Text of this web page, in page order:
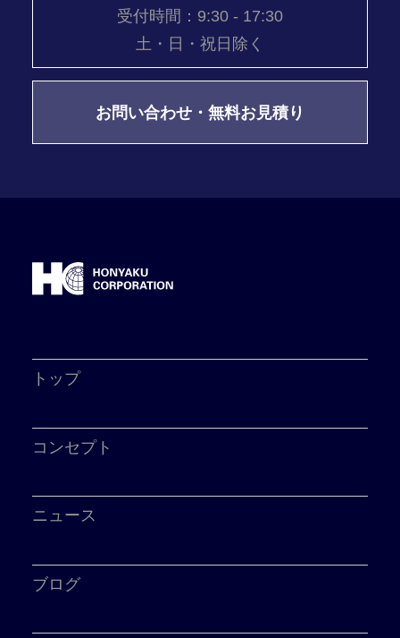
受付時間：9:30 - 17:30
土・日・祝日除く
お問い合わせ・無料お見積り
トップ
コンセプト
ニュース
ブログ